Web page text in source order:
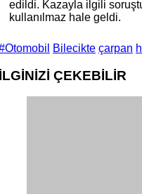
edildi. Kazayla ilgili
kullanılmaz hale geldi.
Bilecikte çarpan
ÇEKEBİLİR